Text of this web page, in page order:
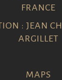
FRANCE
: JEAN
ARGILLET
MAPS